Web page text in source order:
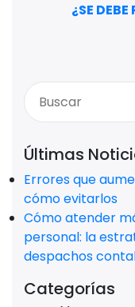
¿SE
Últimas
Errores que
cómo evitarlos
Cómo atender
personal: la
despachos
Categorías